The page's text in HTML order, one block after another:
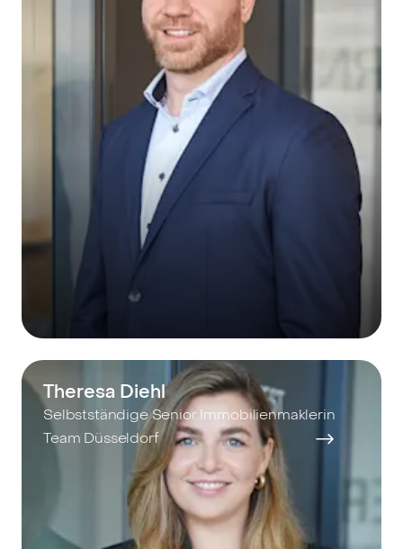
Theresa Diehl
Selbstständige Senior Immobilienmaklerin
Team Düsseldorf